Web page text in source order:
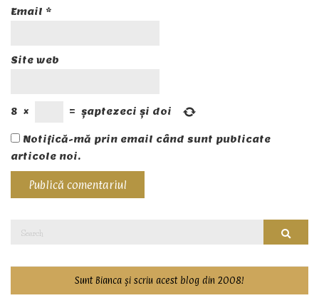
Email *
Site web
8 × = șaptezeci și doi
Notifică-mă prin email când sunt publicate
articole noi.
Sunt Bianca și scriu acest blog din 2008!